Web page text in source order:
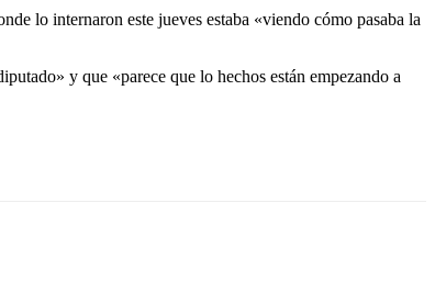
lo internaron este jueves estaba «viendo cómo pasaba la
y que «parece que lo hechos están empezando a